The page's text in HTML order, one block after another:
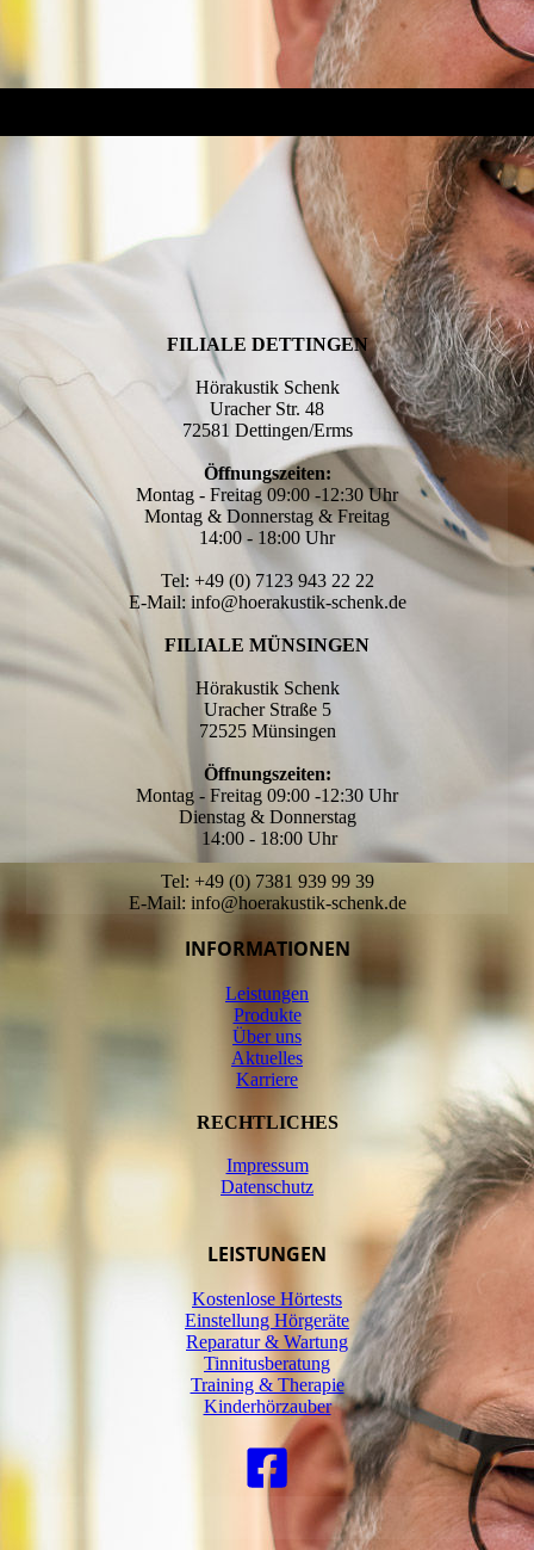
FILIALE DETTINGEN
Hörakustik Schenk
Uracher Str. 48
72581 Dettingen/Erms
Öffnungszeiten:
Montag - Freitag 09:00 -12:30 Uhr
Montag & Donnerstag & Freitag
14:00 - 18:00 Uhr
Tel: +49 (0) 7123 943 22 22
E-Mail: info@hoerakustik-schenk.de
FILIALE MÜNSINGEN
Hörakustik Schenk
Uracher Straße 5
72525 Münsingen
Öffnungszeiten:
Montag - Freitag 09:00 -12:30 Uhr
Dienstag & Donnerstag
14:00 - 18:00 Uhr
Tel: +49 (0) 7381 939 99 39
E-Mail: info@hoerakustik-schenk.de
INFORMATIONEN
Leistungen
Produkte
Über uns
Aktuelles
Karriere
RECHTLICHES
Impressum
Datenschutz
LEISTUNGEN
Kostenlose Hörtests
Einstellung Hörgeräte
Reparatur & Wartung
Tinnitusberatung
Training & Therapie
Kinderhörzauber